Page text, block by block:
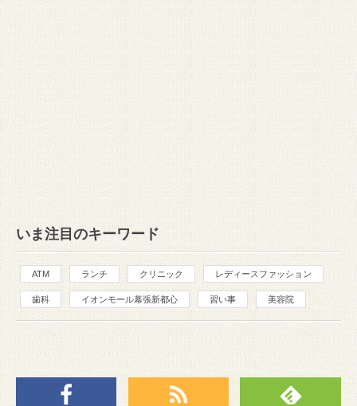
いま注目のキーワード
ATM ランチ クリニック レディースファッション
歯科 イオンモール幕張新都心 習い事 美容院